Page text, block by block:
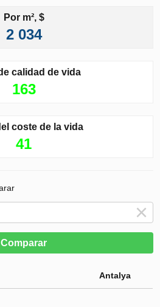
Por m², $
2 034
calidad de vida
163
coste de la vida
41
Comparar
Antalya